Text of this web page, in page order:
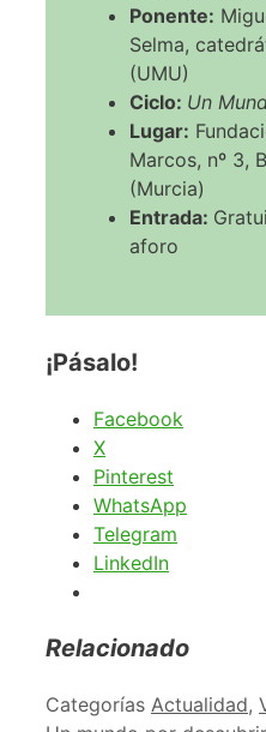
Ponente:
Selma,
(UMU)
Ciclo: Un
Lugar:
Marcos, nº 3,
(Murcia)
Entrada:
aforo
¡Pásalo!
Facebook
X
Pinterest
WhatsApp
Telegram
LinkedIn
Relacionado
Categorías Actualidad,